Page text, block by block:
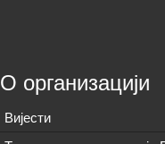
О организацији
Вијeсти